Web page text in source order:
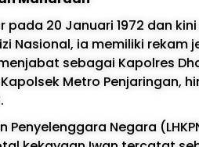
20 Januari 1972 dan
Nasional, ia memiliki rekam
sebagai Kapolres
Metro Penjaringan,
Negara